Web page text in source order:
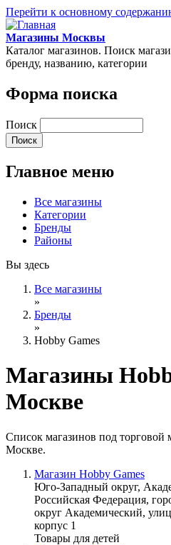
Перейти к основному
Магазины Москвы
Каталог магазинов. Поиск
бренду, названию, категории
Форма поиска
Поиск
Главное меню
Все магазины
Категории
Бренды
Районы
Вы здесь
Все магазины
»
Бренды
»
Hobby Games
Магазины
Москве
Список магазинов под торговой
Москве.
Магазин Hobby Games
Юго-Западный округ,
Российская Федерация,
округ Академический,
корпус 1
Товары для детей